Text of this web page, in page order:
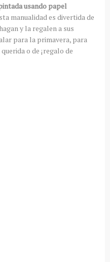
usando papel
manualidad es divertida de
y la regalen a sus
para la primavera, para
o de ¡regalo de